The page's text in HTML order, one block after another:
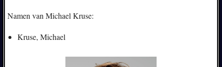
Namen van Michael Kruse:
Kruse, Michael